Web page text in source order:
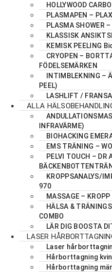
HOLLYWOOD
PLASMAPEN –
PLASMA SHOWER
KLASSISK
KEMISK PEELING
CRYOPEN –
FÖDELSEMÄRKEN
INTIMBLEKNING –
PEEL)
LASHLIFT /
ALLA
INFRAVÄRME)
BIOHACKING
EMS TRÄNING –
PELVI TOUCH – DR
KROPPSANALYS/
970
MASSAGE –
HÄLSA &
COMBO
LÄR DIG BOOSTA
LASER
Laser
Hårborttagning
Hårborttagning